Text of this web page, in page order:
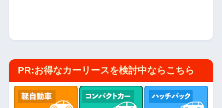
PR:お得なカーリースを検討中ならこちら